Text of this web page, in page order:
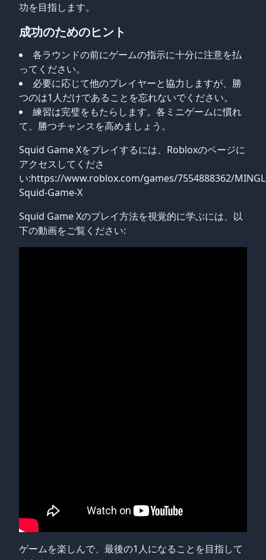
功を目指します。
成功のためのヒント
各ラウンドの前にゲームの指示に十分に注意を払
ってください。
必要に応じて他のプレイヤーと協力しますが、勝
つのは1人だけであることを忘れないでください。
練習は完璧をもたらします。各ミニゲームに慣れ
て、勝つチャンスを高めましょう。
Squid Game Xをプレイするには、Robloxのページに
アクセスしてくださ
い:https://www.roblox.com/games/7554888362/
Squid-Game-X
Squid Game Xのプレイ方法を視覚的に学ぶには、以
下の動画をご覧ください:
ゲームを楽しんで、最後の1人になることを目指して